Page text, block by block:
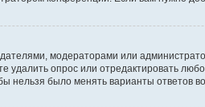
модераторами или
удалить опрос или отредактировать
нельзя было менять варианты ответов